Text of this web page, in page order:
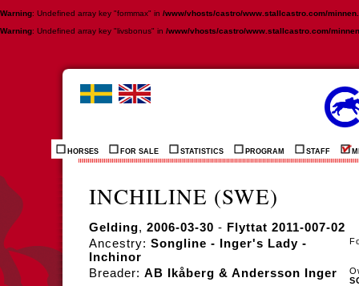
Warning: Undefined array key "formmax" in /www/vhosts/castro/www.stallcastro.com/
Warning: Undefined array key "livsbonus" in /www/vhosts/castro/www.stallcastro.com/
HORSES FOR SALE STATISTICS PROGRAM STAFF
INCHILINE (SWE)
Gelding, 2006-03-30 - Flyttat 2011-007-02
Ancestry: Songline - Inger's Lady -
Inchinor
Breader: AB Ikåberg & Andersson Inger